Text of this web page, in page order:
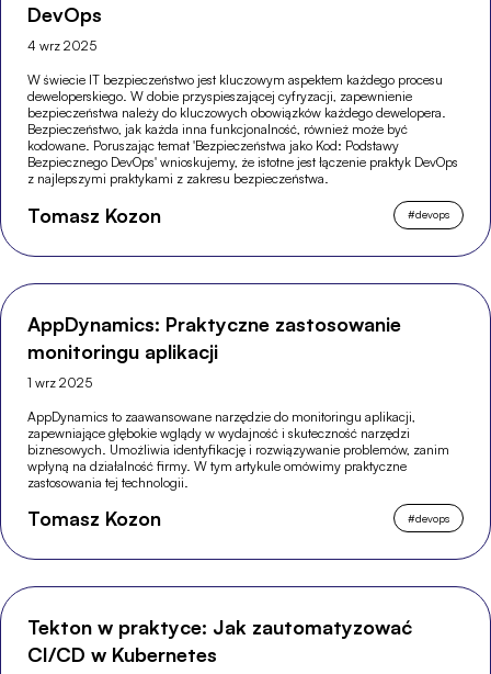
DevOps
4 wrz 2025
W świecie IT bezpieczeństwo jest kluczowym aspektem każdego procesu
deweloperskiego. W dobie przyspieszającej cyfryzacji, zapewnienie
bezpieczeństwa należy do kluczowych obowiązków każdego dewelopera.
Bezpieczeństwo, jak każda inna funkcjonalność, również może być
kodowane. Poruszając temat 'Bezpieczeństwa jako Kod: Podstawy
Bezpiecznego DevOps' wnioskujemy, że istotne jest łączenie praktyk DevOps
z najlepszymi praktykami z zakresu bezpieczeństwa.
Tomasz Kozon #devops
AppDynamics: Praktyczne zastosowanie
monitoringu aplikacji
1 wrz 2025
AppDynamics to zaawansowane narzędzie do monitoringu aplikacji,
zapewniające głębokie wglądy w wydajność i skuteczność narzędzi
biznesowych. Umożliwia identyfikację i rozwiązywanie problemów, zanim
wpłyną na działalność firmy. W tym artykule omówimy praktyczne
zastosowania tej technologii.
Tomasz Kozon #devops
Tekton w praktyce: Jak zautomatyzować
CI/CD w Kubernetes